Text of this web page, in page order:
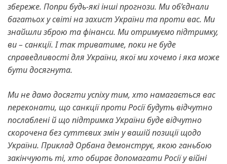
збереже. Попри будь-які інші прогнози. Ми об’єднали
багатьох у світі на захист України та проти вас. Ми
знайшли зброю та фінанси. Ми отримуємо підтримку,
ви – санкції. І так триватиме, поки не буде
справедливості для України, якої ми хочемо і яка може
бути досягнута.
Ми не дамо досягти успіху тим, хто намагається вас
переконати, що санкції проти Росії будуть відчутно
послаблені й що підтримка України буде відчутно
скорочена без суттєвих змін у вашій позиції щодо
України. Приклад Орбана демонструє, якою ганьбою
закінчують ті, хто обирає допомагати Росії у війні